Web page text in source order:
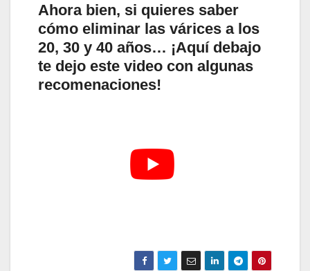
Ahora bien, si quieres saber
cómo eliminar las várices a los
20, 30 y 40 años… ¡Aquí debajo
te dejo este video con algunas
recomenaciones!